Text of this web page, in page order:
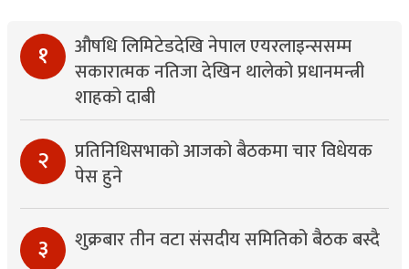
१
औषधि लिमिटेडदेखि नेपाल एयरलाइन्ससम्म
सकारात्मक नतिजा देखिन थालेको प्रधानमन्त्री
शाहको दाबी
२
प्रतिनिधिसभाको आजको बैठकमा चार विधेयक
पेस हुने
३ शुक्रबार तीन वटा संसदीय समितिको बैठक बस्दै